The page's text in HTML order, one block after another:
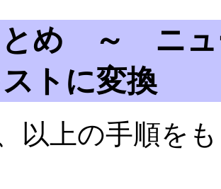
とめ ～ ニュ
トに変換
以上の手順を